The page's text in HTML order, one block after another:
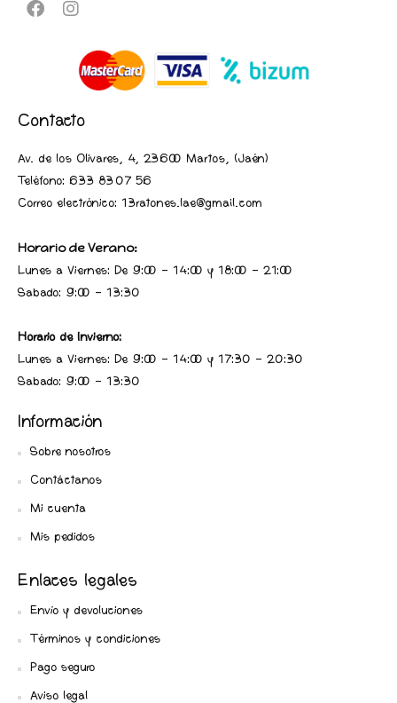
Contacto
Av. de los Olivares, 4, 23600 Martos, (Jaén)
Teléfono: 633 83 07 56
Correo electrónico: 13ratones.lae@gmail.com
Horario de Verano:
Lunes a Viernes: De 9:00 - 14:00 y 18:00 - 21:00
Sabado: 9:00 - 13:30
Horario de Invierno:
Lunes a Viernes: De 9:00 - 14:00 y 17:30 - 20:30
Sabado: 9:00 - 13:30
Información
Sobre nosotros
Contáctanos
Mi cuenta
Mis pedidos
Enlaces legales
Envío y devoluciones
Términos y condiciones
Pago seguro
Aviso legal